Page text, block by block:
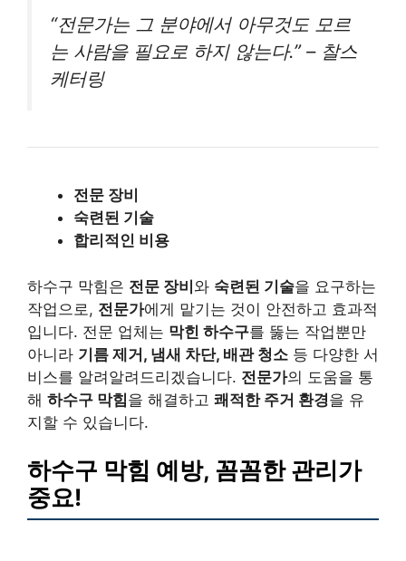
“전문가는 그 분야에서 아무것도 모르
는 사람을 필요로 하지 않는다.” – 찰스
케터링
전문 장비
숙련된 기술
합리적인 비용
하수구 막힘은 전문 장비와 숙련된 기술을 요구하는
작업으로, 전문가에게 맡기는 것이 안전하고 효과적
입니다. 전문 업체는 막힌 하수구를 뚫는 작업뿐만
아니라 기름 제거, 냄새 차단, 배관 청소 등 다양한 서
비스를 알려알려드리겠습니다. 전문가의 도움을 통
해 하수구 막힘을 해결하고 쾌적한 주거 환경을 유
지할 수 있습니다.
하수구 막힘 예방, 꼼꼼한 관리가
중요!